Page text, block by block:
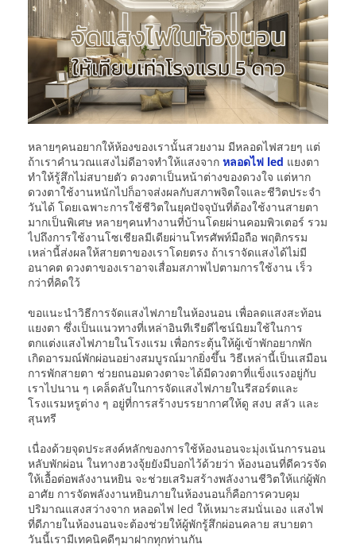
หลายๆคนอยากให้ห้องของเรานั้นสวยงาม มีหลอดไฟสวยๆ แต่
ถ้าเราคำนวณแสงไม่ดีอาจทำให้แสงจาก หลอดไฟ led แยงตา
ทำให้รู้สึกไม่สบายตัว ดวงตาเป็นหน้าต่างของดวงใจ แต่หาก
ดวงตาใช้งานหนักไปก็อาจส่งผลกับสภาพจิตใจและชีวิตประจำ
วันได้ โดยเฉพาะการใช้ชีวิตในยุคปัจจุบันที่ต้องใช้งานสายตา
มากเป็นพิเศษ หลายๆคนทำงานที่บ้านโดยผ่านคอมพิวเตอร์ รวม
ไปถึงการใช้งานโซเชียลมีเดียผ่านโทรศัพท์มือถือ พฤติกรรม
เหล่านี้ส่งผลให้สายตาของเราโดยตรง ถ้าเราจัดแสงได้ไม่มี
อนาคต ดวงตาของเราอาจเสื่อมสภาพไปตามการใช้งาน เร็ว
กว่าที่คิดใว้
ขอแนะนำวิธีการจัดแสงไฟภายในห้องนอน เพื่อลดแสงสะท้อน
แยงตา ซึ่งเป็นแนวทางที่เหล่าอินทีเรียดีไซน์นิยมใช้ในการ
ตกแต่งแสงไฟภายในโรงแรม เพื่อกระตุ้นให้ผู้เข้าพักอยากพัก
เกิดอารมณ์พักผ่อนอย่างสมบูรณ์มากยิ่งขึ้น วิธีเหล่านี้เป็นเสมือน
การพักสายตา ช่วยถนอมดวงตาจะได้มีดวงตาที่แข็งแรงอยู่กับ
เราไปนาน ๆ เคล็ดลับในการจัดแสงไฟภายในรีสอร์ตและ
โรงแรมหรูต่าง ๆ อยู่ที่การสร้างบรรยากาศให้ดู สงบ สลัว และ
สุนทรี
เนื่องด้วยจุดประสงค์หลักของการใช้ห้องนอนจะมุ่งเน้นการนอน
หลับพักผ่อน ในทางฮวงจุ้ยยังมีบอกไว้ด้วยว่า ห้องนอนที่ดีควรจัด
ให้เอื้อต่อพลังงานหยิน จะช่วยเสริมสร้างพลังงานชีวิตให้แก่ผู้พัก
อาศัย การจัดพลังงานหยินภายในห้องนอนก็คือการควบคุม
ปริมาณแสงสว่างจาก หลอดไฟ led ให้เหมาะสมนั่นเอง แสงไฟ
ที่ดีภายในห้องนอนจะต้องช่วยให้ผู้พักรู้สึกผ่อนคลาย สบายตา
วันนี้เรามีเทคนิคดีๆมาฝากทุกท่านกัน